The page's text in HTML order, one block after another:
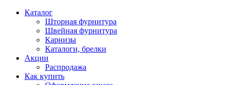
Каталог
Шторная фурнитура
Швейная фурнитура
Карнизы
Каталоги, брелки
Акции
Распродажа
Как купить